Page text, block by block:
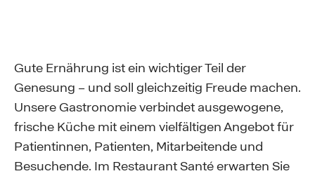
Gute Ernährung ist ein wichtiger Teil der
Genesung – und soll gleichzeitig Freude machen.
Unsere Gastronomie verbindet ausgewogene,
frische Küche mit einem vielfältigen Angebot für
Patientinnen, Patienten, Mitarbeitende und
Besuchende. Im Restaurant Santé erwarten Sie